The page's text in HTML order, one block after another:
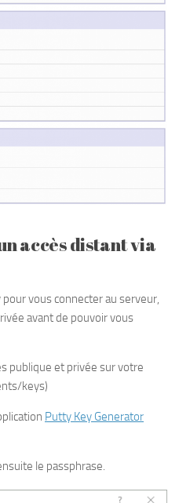
accès distant via
vous connecter au serveur,
avant de pouvoir vous
publique et privée sur votre
keys)
Putty Key Generator
le passphrase.